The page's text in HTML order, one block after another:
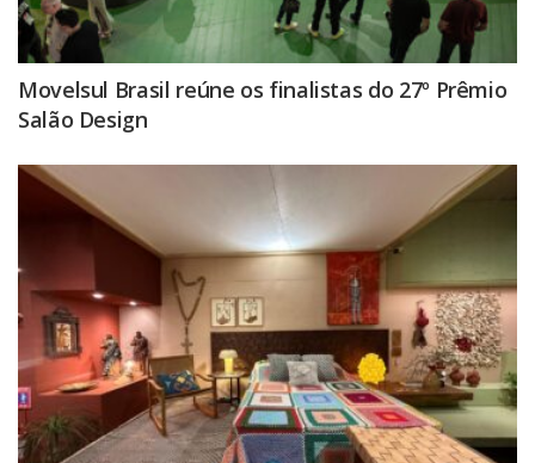
Movelsul Brasil reúne os finalistas do 27º Prêmio
Salão Design